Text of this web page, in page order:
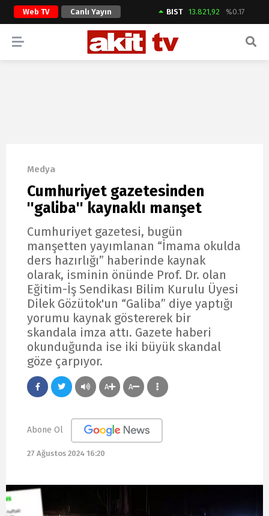
Web TV Canlı Yayın BIST 13.821,92 %0.17
ARAMA YAP
Medya
Cumhuriyet gazetesinden
''galiba'' kaynaklı manşet
Cumhuriyet gazetesi, bugün
manşetten yayımlanan “İmama okulda
ders hazırlığı” haberinde kaynak
olarak, isminin önünde Prof. Dr. olan
Eğitim-İş Sendikası Bilim Kurulu Üyesi
Dilek Gözütok'un “Galiba” diye yaptığı
yorumu kaynak göstererek bir
skandala imza attı. Gazete haberi
okunduğunda ise iki büyük skandal
göze çarpıyor.
A A
Abone Ol
27 Ağustos 2024 16:20